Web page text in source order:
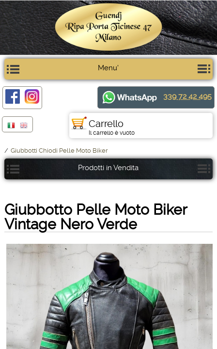
Menu'
339 72 42 495
Carrello
Il carrello è vuoto
/ Giubbotti Chiodi Pelle Moto Biker
Prodotti in Vendita
Giubbotto Pelle Moto Biker
Vintage Nero Verde